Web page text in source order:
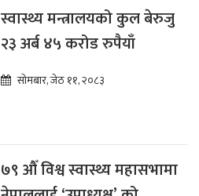
स्वास्थ्य मन्त्रालयको कुल बेरुजु
२३ अर्ब ४५ करोड रुपैयाँ
सोमबार, जेठ ११, २०८३
७९ औँ विश्व स्वास्थ्य महासभामा